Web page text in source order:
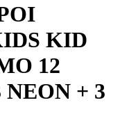
KID
12
+ 3